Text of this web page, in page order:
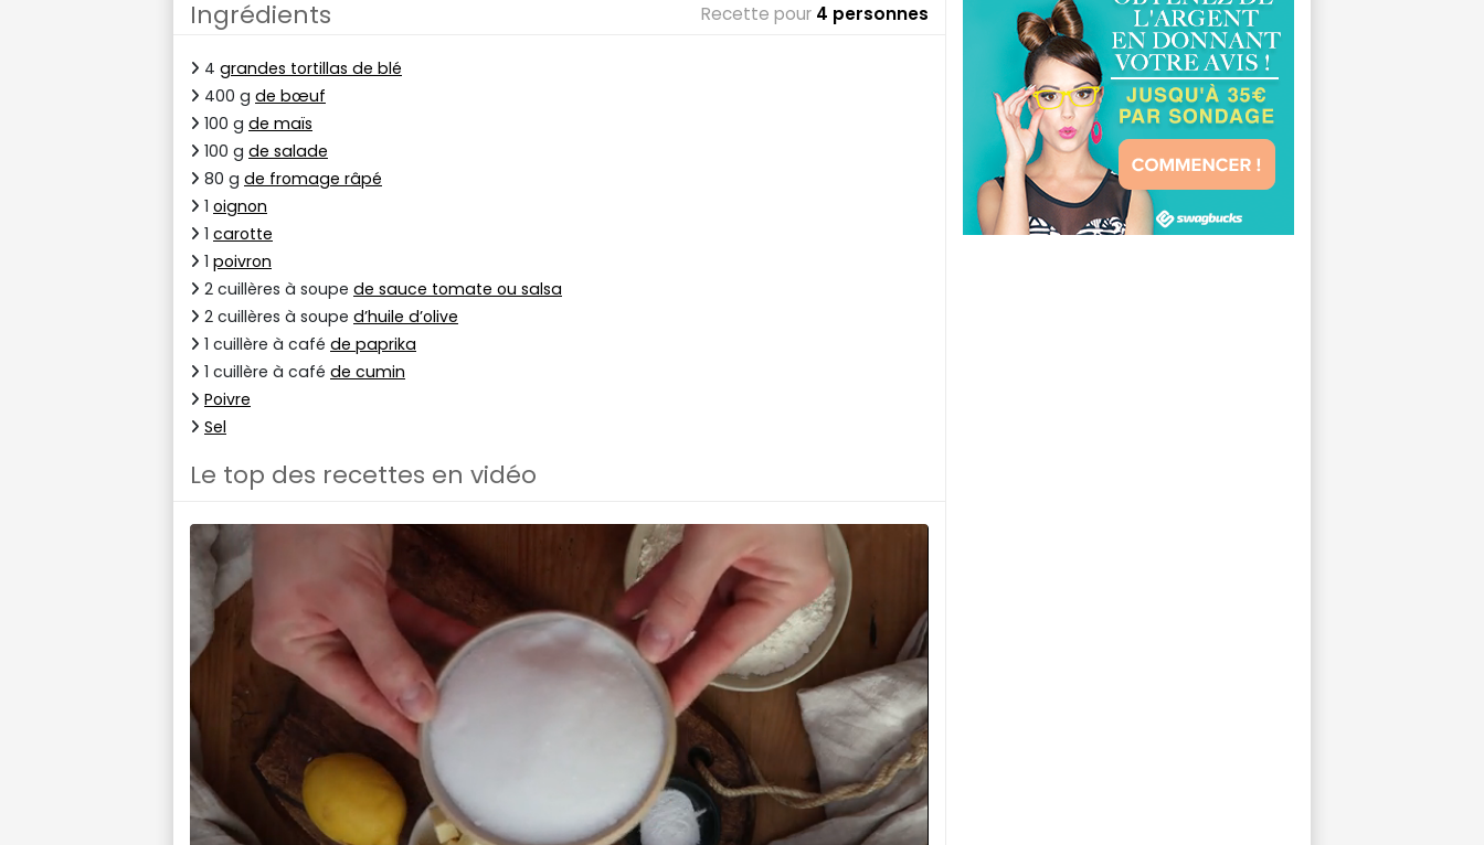
Ingrédients Recette pour 4 personnes
4 grandes tortillas de blé
400 g de bœuf
100 g de maïs
100 g de salade
80 g de fromage râpé
1 oignon
1 carotte
1 poivron
2 cuillères à soupe de sauce tomate ou salsa
2 cuillères à soupe d’huile d’olive
1 cuillère à café de paprika
1 cuillère à café de cumin
Poivre
Sel
Le top des recettes en vidéo